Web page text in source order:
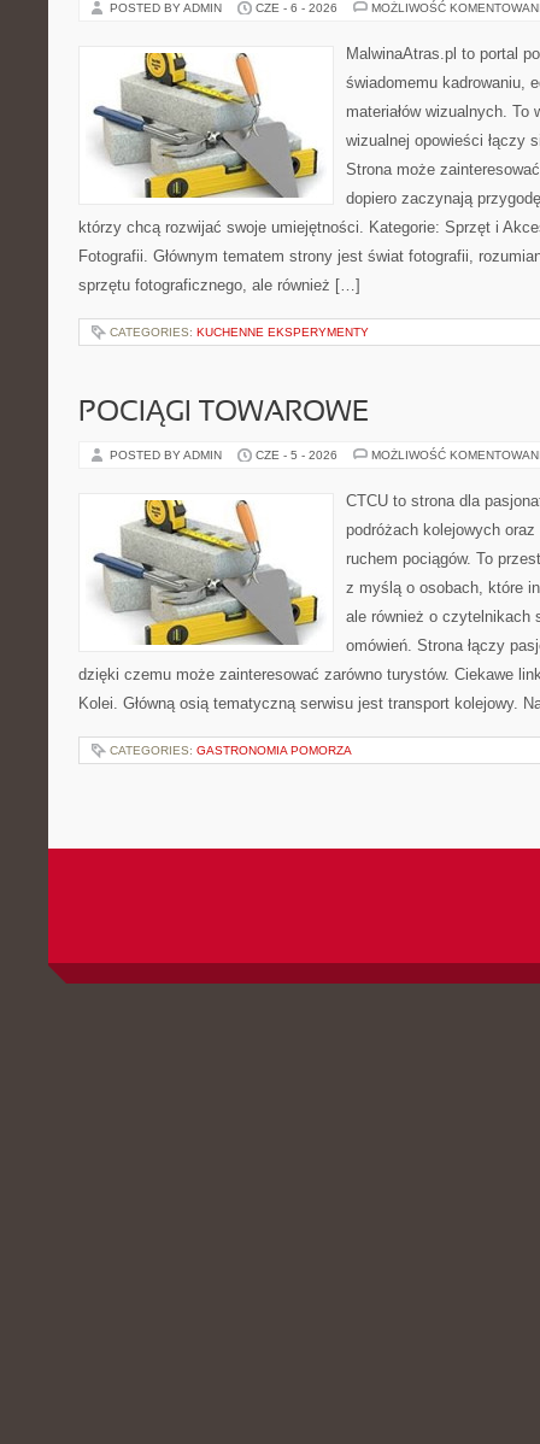
POSTED BY ADMIN CZE - 6 - 2026 MOŻLIWOŚĆ
MalwinaAtras.pl to portal
świadomemu kadrowaniu,
materiałów wizualnych. To
wizualnej opowieści łączy
Strona może
dopiero zaczynają
którzy chcą rozwijać swoje umiejętności. Kategorie: Sprzęt i
Fotografii. Głównym tematem strony jest świat fotografii,
sprzętu fotograficznego, ale również […]
CATEGORIES: KUCHENNE EKSPERYMENTY
POCIĄGI TOWAROWE
POSTED BY ADMIN CZE - 5 - 2026 MOŻLIWOŚĆ
CTCU to strona dla
podróżach kolejowych
ruchem pociągów. To
z myślą o osobach, które
ale również o czytelnikach
omówień. Strona łączy
dzięki czemu może zainteresować zarówno turystów. Ciekawe
Kolei. Główną osią tematyczną serwisu jest transport kolejowy.
CATEGORIES: GASTRONOMIA POMORZA